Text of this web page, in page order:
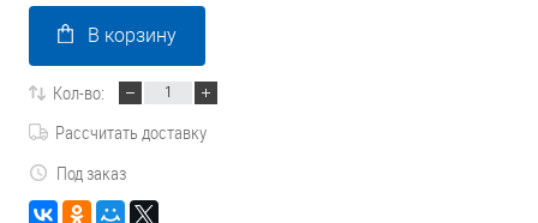
В корзину
Кол-во:
Рассчитать доставку
Под заказ